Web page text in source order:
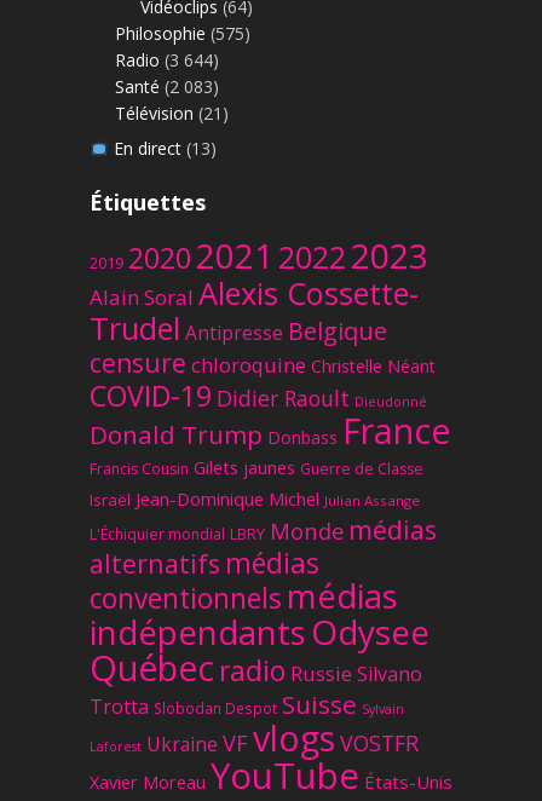
Vidéoclips (64)
Philosophie (575)
Radio (3 644)
Santé (2 083)
Télévision (21)
En direct(13)
Étiquettes
2019 20202021 20222023
Alain Soral Alexis Cossette-
Trudel Antipresse Belgique
censure chloroquine Christelle Néant
COVID-19 Didier Raoult Dieudonné
Donald Trump Donbass France
Francis Cousin Gilets jaunes Guerre de Classe
Israël Jean-Dominique Michel Julian Assange
L'Échiquier mondial LBRY Monde médias
alternatifs médias
conventionnels médias
indépendantsOdysee
Québec radio Russie Silvano
Trotta Slobodan Despot Suisse Sylvain
Laforest Ukraine VFvlogs VOSTFR
Xavier Moreau YouTube États-Unis